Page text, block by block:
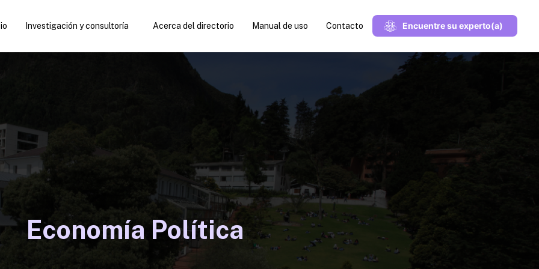
Investigación y consultoría Acerca del directorio Manual de uso Contacto Encuentre su experto(a)
Economía Política